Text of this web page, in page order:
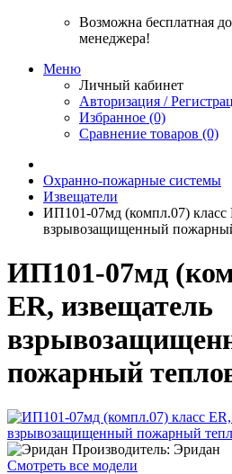
Возможна бесплатная
менеджера!
Меню
Личный кабинет
Авторизация /
Избранное (0)
Сравнение товаров (0)
Охранно-пожарные системы
Извещатели
ИП101-07мд (компл.07) класс
взрывозащищенный
ИП101-07мд
ЕR, извещатель
пожарный
Производитель: Эридан
Смотреть все модели